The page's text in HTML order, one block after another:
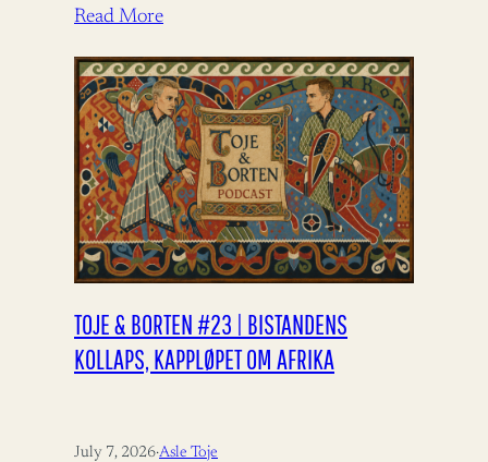
Read More
TOJE & BORTEN #23 | BISTANDENS
KOLLAPS, KAPPLØPET OM AFRIKA
July 7, 2026·Asle Toje